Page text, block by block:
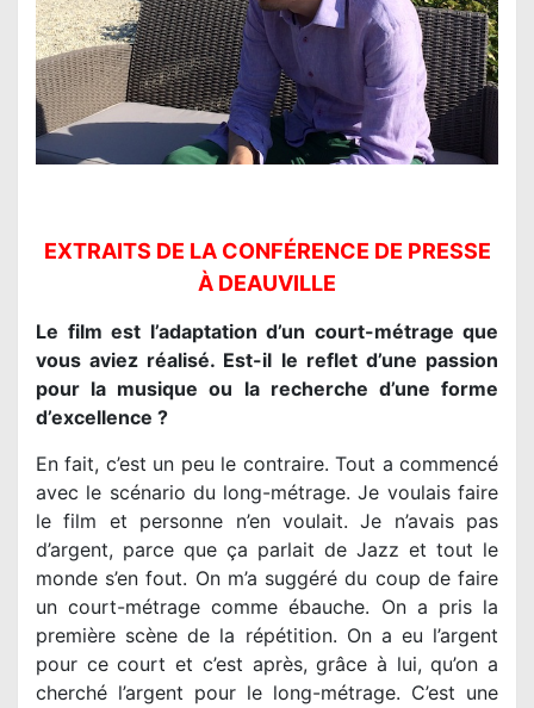
EXTRAITS DE LA CONFÉRENCE DE PRESSE
À DEAUVILLE
Le film est l’adaptation d’un court-métrage que
vous aviez réalisé. Est-il le reflet d’une passion
pour la musique ou la recherche d’une forme
d’excellence ?
En fait, c’est un peu le contraire. Tout a commencé
avec le scénario du long-métrage. Je voulais faire
le film et personne n’en voulait. Je n’avais pas
d’argent, parce que ça parlait de Jazz et tout le
monde s’en fout. On m’a suggéré du coup de faire
un court-métrage comme ébauche. On a pris la
première scène de la répétition. On a eu l’argent
pour ce court et c’est après, grâce à lui, qu’on a
cherché l’argent pour le long-métrage. C’est une